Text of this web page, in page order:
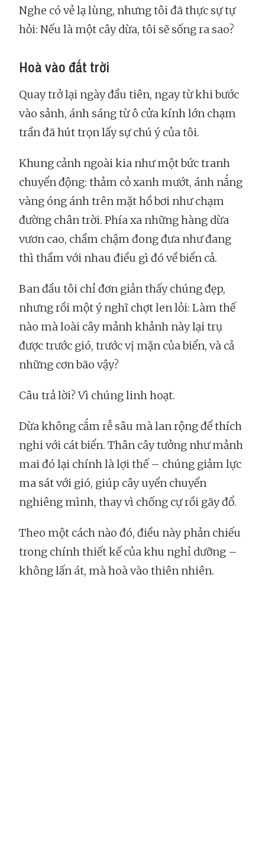
Nghe có vẻ lạ lùng, nhưng tôi đã thực sự tự
hỏi: Nếu là một cây dừa, tôi sẽ sống ra sao?
Hoà vào đất trời
Quay trở lại ngày đầu tiên, ngay từ khi bước
vào sảnh, ánh sáng từ ô cửa kính lớn chạm
trần đã hút trọn lấy sự chú ý của tôi.
Khung cảnh ngoài kia như một bức tranh
chuyển động: thảm cỏ xanh mướt, ánh nắng
vàng óng ánh trên mặt hồ bơi như chạm
đường chân trời. Phía xa những hàng dừa
vươn cao, chầm chậm đong đưa như đang
thì thầm với nhau điều gì đó về biển cả.
Ban đầu tôi chỉ đơn giản thấy chúng đẹp,
nhưng rồi một ý nghĩ chợt len lỏi: Làm thế
nào mà loài cây mảnh khảnh này lại trụ
được trước gió, trước vị mặn của biển, và cả
những cơn bão vậy?
Câu trả lời? Vì chúng linh hoạt.
Dừa không cắm rễ sâu mà lan rộng để thích
nghi với cát biển. Thân cây tưởng như mảnh
mai đó lại chính là lợi thế – chúng giảm lực
ma sát với gió, giúp cây uyển chuyển
nghiêng mình, thay vì chống cự rồi gãy đổ.
Theo một cách nào đó, điều này phản chiếu
trong chính thiết kế của khu nghỉ dưỡng –
không lấn át, mà hoà vào thiên nhiên.